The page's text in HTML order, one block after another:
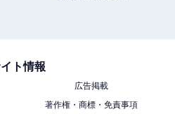
ト情報
広告掲載
著作権・商標・免責事項